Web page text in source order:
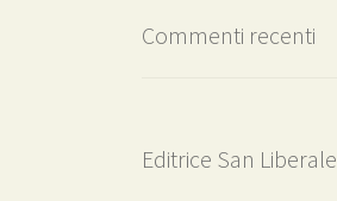
Commenti recenti
Editrice San Liberale